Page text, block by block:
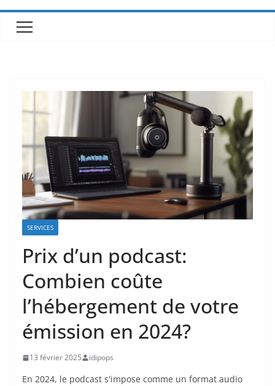
SERVICES
Prix d’un podcast:
Combien coûte
l’hébergement de votre
émission en 2024?
13 février 2025 idipops
En 2024, le podcast s'impose comme un format audio